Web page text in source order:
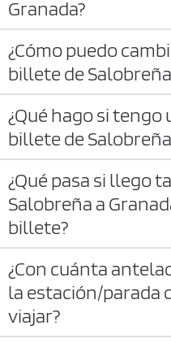
Granada?
¿Cómo puedo
billete de
¿Qué hago si
billete de
¿Qué pasa si llego
Salobreña a
billete?
¿Con cuánta
la estación/parada
viajar?